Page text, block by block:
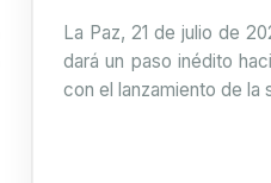
La Paz, 21 de julio de
dará un paso inédito
con el lanzamiento de la